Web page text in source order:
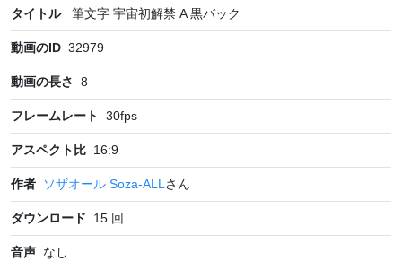
タイトル 筆文字 宇宙初解禁 A 黒バック
動画のID 32979
動画の長さ 8
フレームレート 30fps
アスペクト比 16:9
作者 ソザオール Soza-ALL さん
ダウンロード 15 回
音声 なし